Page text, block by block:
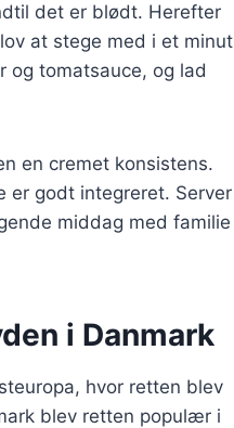
det er blødt. Herefter
at stege med i et minut
og tomatsauce, og lad
en cremet konsistens.
er godt integreret. Server
middag med familie
i Danmark
hvor retten blev
blev retten populær i